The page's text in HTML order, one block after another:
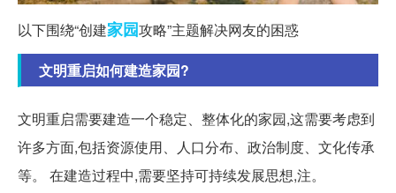
以下围绕“创建家园攻略”主题解决网友的困惑
文明重启如何建造家园?
文明重启需要建造一个稳定、整体化的家园,这需要考虑到
许多方面,包括资源使用、人口分布、政治制度、文化传承
等。 在建造过程中,需要坚持可持续发展思想,注。